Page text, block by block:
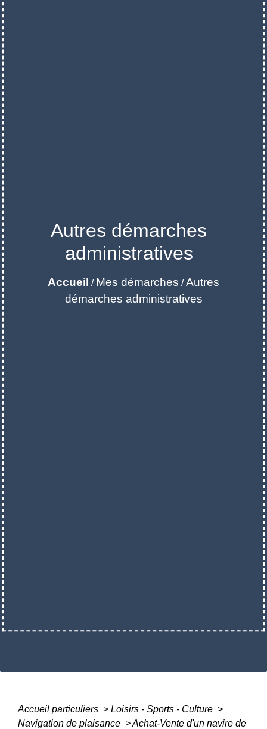
Autres démarches
administratives
Accueil / Mes démarches /Autres
démarches administratives
Accueil particuliers > Loisirs - Sports - Culture >
Navigation de plaisance >Achat-Vente d'un navire de